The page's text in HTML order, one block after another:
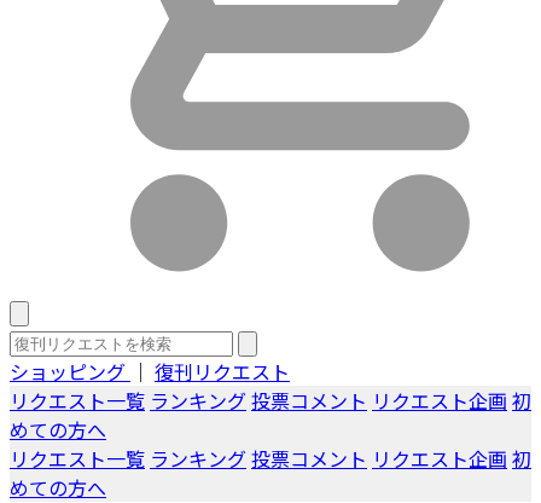
ショッピング ｜ 復刊リクエスト
リクエスト一覧 ランキング投票コメント リクエスト企画 初
めての方へ
リクエスト一覧 ランキング投票コメント リクエスト企画 初
めての方へ